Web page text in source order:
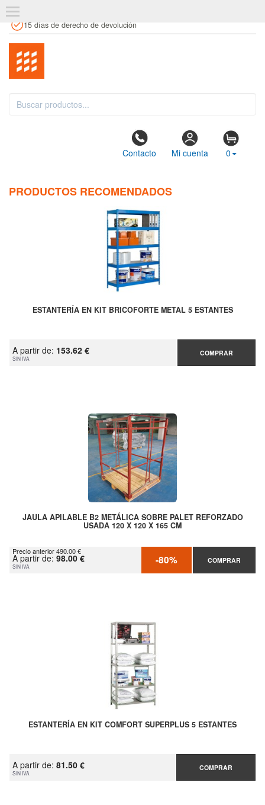
15 días de derecho de devolución
Contacto Mi cuenta 0
PRODUCTOS RECOMENDADOS
ESTANTERÍA EN KIT BRICOFORTE METAL 5 ESTANTES
A partir de: 153.62 €
SIN IVA
COMPRAR
JAULA APILABLE B2 METÁLICA SOBRE PALET REFORZADO
USADA 120 X 120 X 165 CM
Precio anterior 490.00 €
A partir de: 98.00 €
SIN IVA -80% COMPRAR
ESTANTERÍA EN KIT COMFORT SUPERPLUS 5 ESTANTES
A partir de: 81.50 €
SIN IVA
COMPRAR